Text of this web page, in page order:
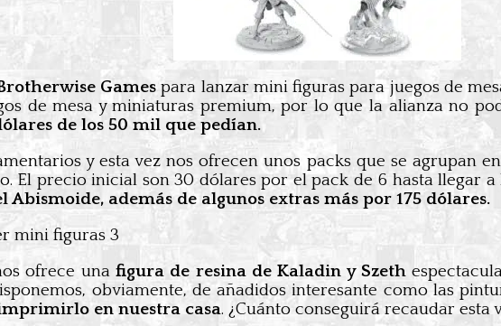
Gamespara lanzar mini figuras para juegos de
de mesa y miniaturas premium, por lo que la alianza no
de los 50 mil que pedían.
y esta vez nos ofrecen unos packs que se agrupan
El precio inicial son 30 dólares por el pack de 6 hasta llegar a
Abismoide, además de algunos extras más por 175 dólares.
ofrece unafigura de resina de Kaladin y Szeth
obviamente, de añadidos interesante como las
en nuestra casa. ¿Cuánto conseguirá recaudar